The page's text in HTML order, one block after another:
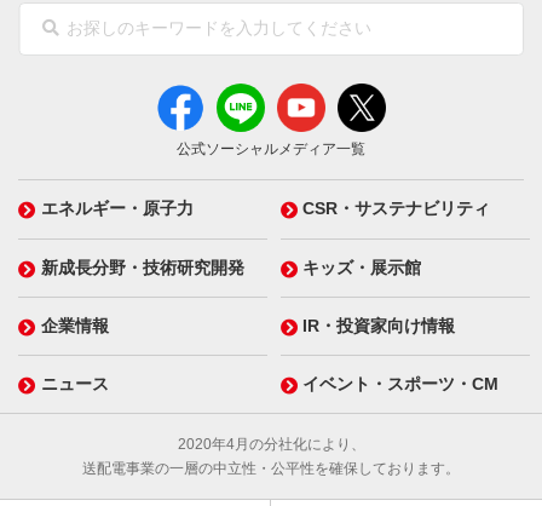
公式ソーシャルメディア一覧
エネルギー・原子力 CSR・サステナビリティ
新成長分野・技術研究開発 キッズ・展示館
企業情報 IR・投資家向け情報
ニュース イベント・スポーツ・CM
2020年4月の分社化により、
送配電事業の一層の中立性・公平性を確保しております。